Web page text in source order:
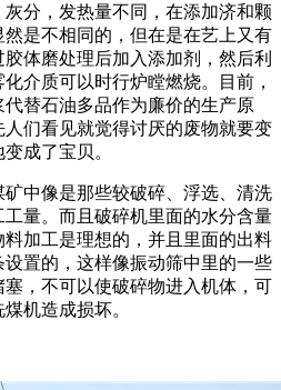
分，发热量不同，在添加济和颗
是不相同的，但在是在艺上又有
体磨处理后加入添加剂，然后利
介质可以时行炉瞠燃烧。目前，
替石油多品作为廉价的生产原
们看见就觉得讨厌的废物就要变
成了宝贝。
中像是那些较破碎、浮选、清洗
量。而且破碎机里面的水分含量
加工是理想的，并且里面的出料
置的，这样像振动筛中里的一些
，不可以使破碎物进入机体，可
机造成损坏。